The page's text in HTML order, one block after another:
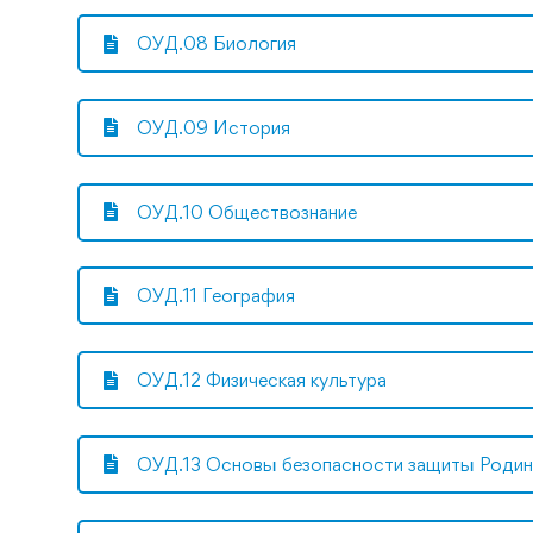
ОУД.08 Биология
ОУД.09 История
ОУД.10 Обществознание
ОУД.11 География
ОУД.12 Физическая культура
ОУД.13 Основы безопасности защиты